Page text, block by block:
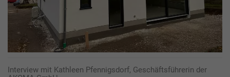
Interview mit Kathleen Pfennigsdorf, Geschäftsführerin der